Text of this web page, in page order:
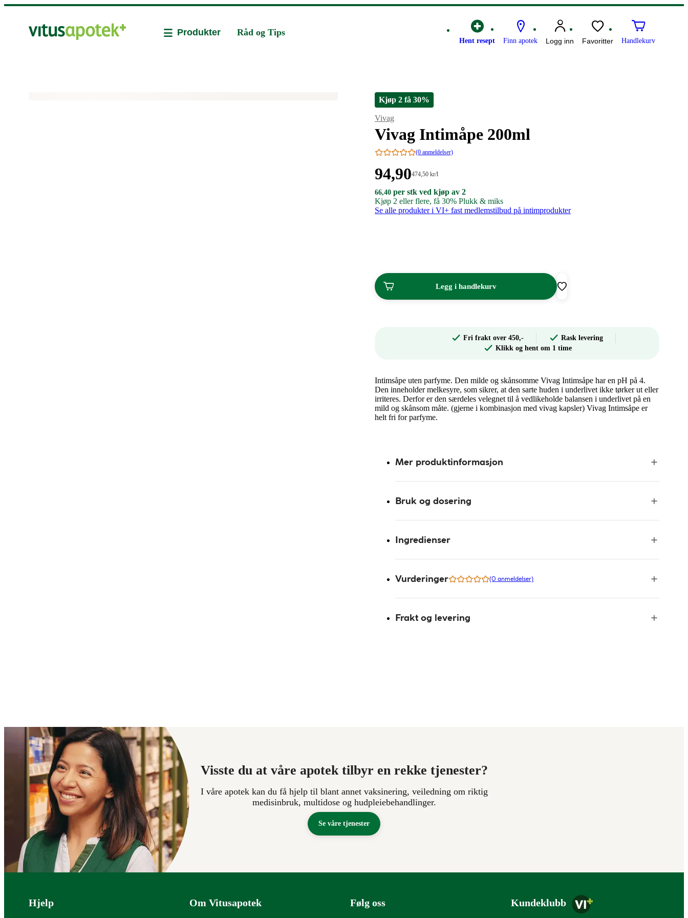
Hent resept Finn apotek Logg inn Favoritter Handlekurv
Produkter Råd og Tips
Kjøp 2 få 30%
Merke
Vivag
Vivag Intimåpe 200ml
(0 anmeldelser)
Pris:
94,90
kroner.
94,90Stykkpris:
kroner.
474,50 kr/l
66,40
kroner
per
66,40
kroner.
66,40 per stk ved kjøp av 2
Kjøp 2 eller flere, få 30% Plukk & miks
Se alle produkter i VI+ fast medlemstilbud på intimprodukter
Legg i handlekurv
Fri frakt over 450,-
Rask levering
Klikk og hent om 1 time
Intimsåpe uten parfyme. Den milde og skånsomme Vivag Intimsåpe har en pH på 4.
Den inneholder melkesyre, som sikrer, at den sarte huden i underlivet ikke tørker ut eller
irriteres. Derfor er den særdeles velegnet til å vedlikeholde balansen i underlivet på en
mild og skånsom måte. (gjerne i kombinasjon med vivag kapsler) Vivag Intimsåpe er
helt fri for parfyme.
Mer produktinformasjon
Bruk og dosering
Ingredienser
Vurderinger (0 anmeldelser)
Frakt og levering
Visste du at våre apotek tilbyr en rekke tjenester?
I våre apotek kan du få hjelp til blant annet vaksinering, veiledning om riktig
medisinbruk, multidose og hudpleiebehandlinger.
Se våre tjenester
Bunntekst
Hjelp Om Vitusapotek Følg oss Kundeklubb